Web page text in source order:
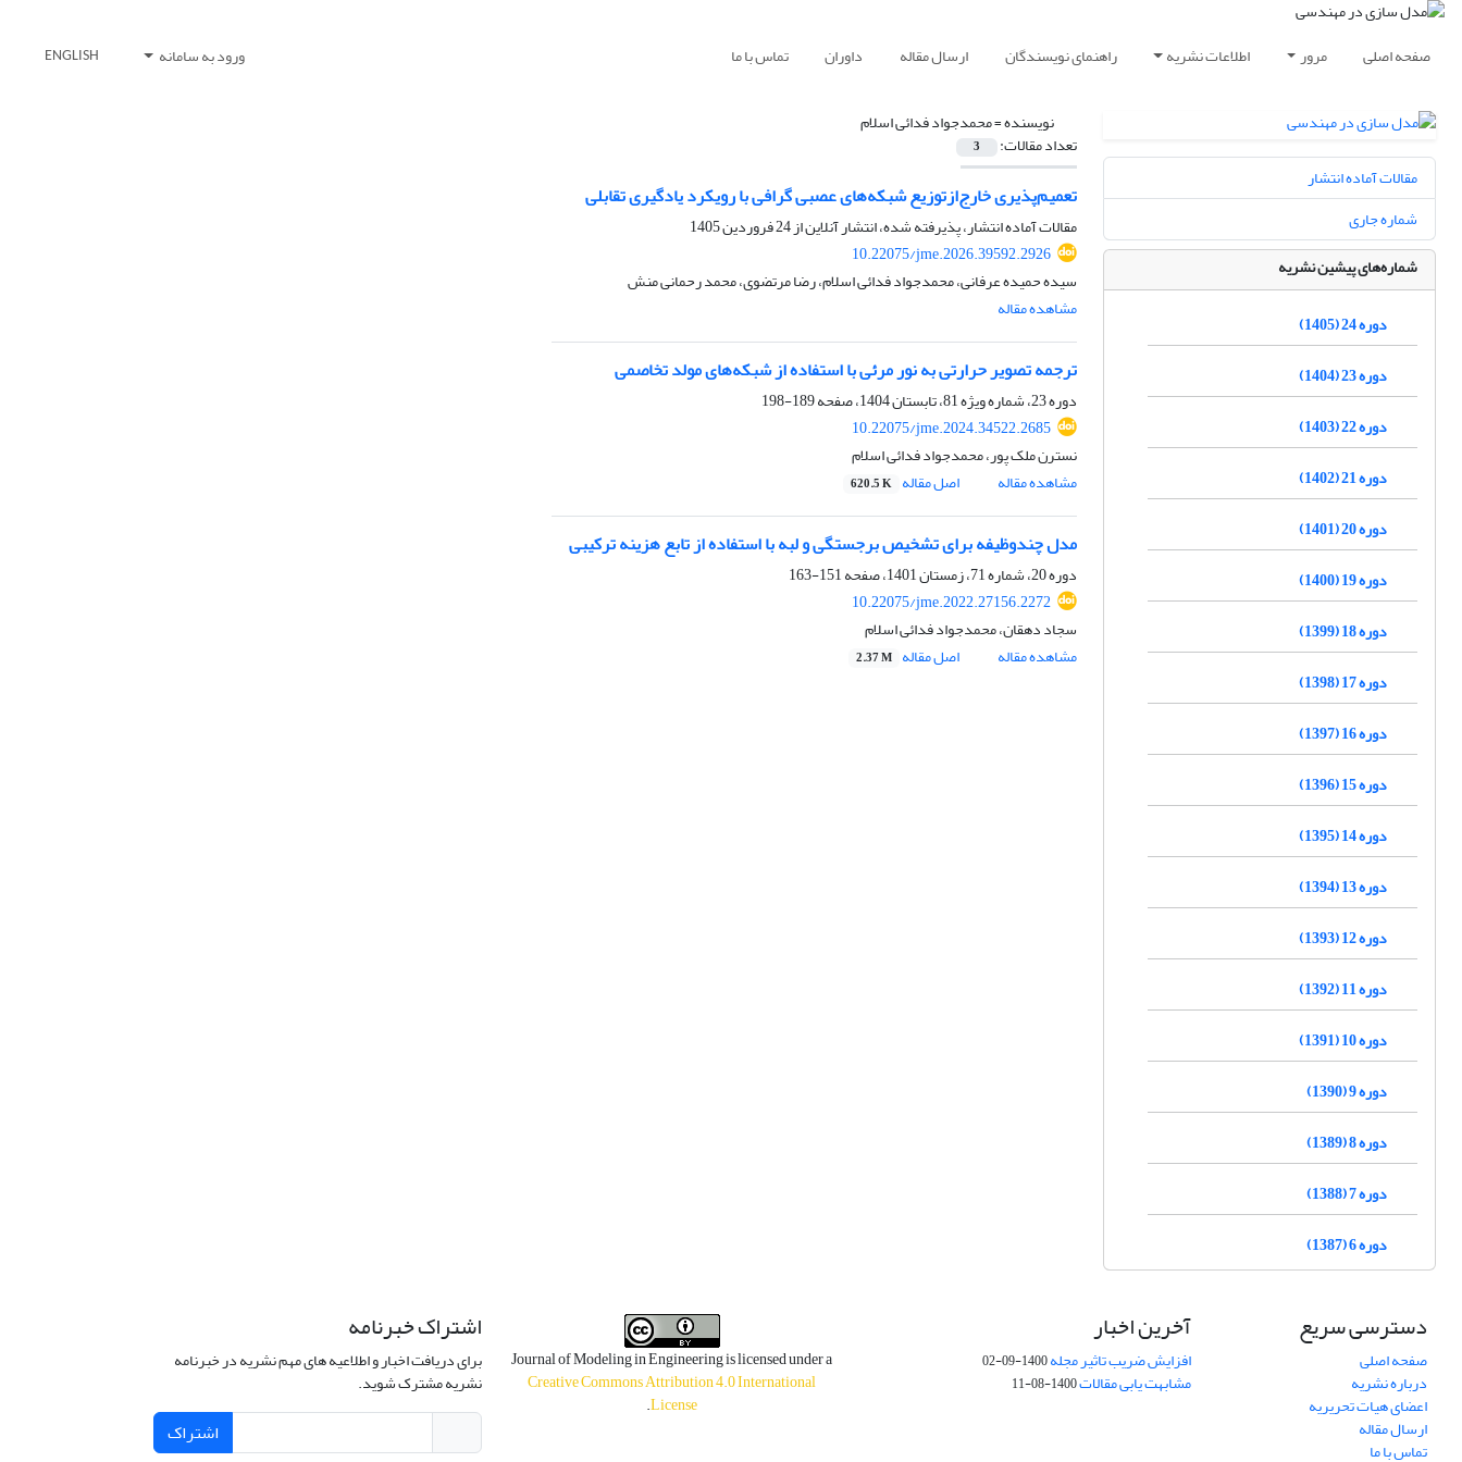
صفحه اصلی مرور اطلاعات نشریه راهنمای نویسندگان ارسال مقاله داوران تماس با ما ورود به سامانه ENGLISH
نویسنده =محمدجواد فدائی اسلام
تعداد مقالات: 3
تعمیم‌پذیری خارج‌از‌توزیع شبکه‌های عصبی گرافی با رویکرد یادگیری تقابلی
مقالات آماده انتشار، پذیرفته شده، انتشار آنلاین از24 فروردین 1405
10.22075/jme.2026.39592.2926
سیده حمیده عرفانی، محمدجواد فدائی اسلام، رضا مرتضوی، محمد رحمانی منش
مشاهده مقاله
ترجمه تصویر حرارتی به نور مرئی با استفاده از شبکه‌های مولد تخاصمی
دوره 23، شماره ویژه 81، تابستان 1404، صفحه
189-198
10.22075/jme.2024.34522.2685
نسترن ملک پور، محمدجواد فدائی اسلام
مشاهده مقاله
اصل مقاله 620.5 K
مدل چندوظیفه برای تشخیص برجستگی و لبه با استفاده از تابع هزینه ترکیبی
دوره 20، شماره 71، زمستان 1401، صفحه
151-163
10.22075/jme.2022.27156.2272
سجاد دهقان، محمدجواد فدائی اسلام
مشاهده مقاله
اصل مقاله 2.37 M
مقالات آماده انتشار
شماره جاری
شماره‌های پیشین نشریه
دوره 24 (1405)
دوره 23 (1404)
دوره 22 (1403)
دوره 21 (1402)
دوره 20 (1401)
دوره 19 (1400)
دوره 18 (1399)
دوره 17 (1398)
دوره 16 (1397)
دوره 15 (1396)
دوره 14 (1395)
دوره 13 (1394)
دوره 12 (1393)
دوره 11 (1392)
دوره 10 (1391)
دوره 9 (1390)
دوره 8 (1389)
دوره 7 (1388)
دوره 6 (1387)
دسترسی سریع
صفحه اصلی
درباره نشریه
اعضای هیات تحریریه
ارسال مقاله
تماس با ما
آخرین اخبار
افزایش ضریب تاثیر مجله1400-09-02
مشابهت یابی مقالات1400-08-11
Journal of Modeling in Engineering is licensed under a
Creative Commons Attribution 4.0 International
License
.
اشتراک خبرنامه
برای دریافت اخبار و اطلاعیه های مهم نشریه در خبرنامه
نشریه مشترک شوید.
اشتراک